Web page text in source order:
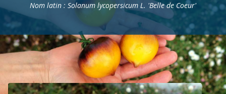
Nom latin : Solanum lycopersicum L. 'Belle de Coeur'
Accueil > Produits > Graines Légumes > Tomates >
Tomate Belle de Coeur Bio